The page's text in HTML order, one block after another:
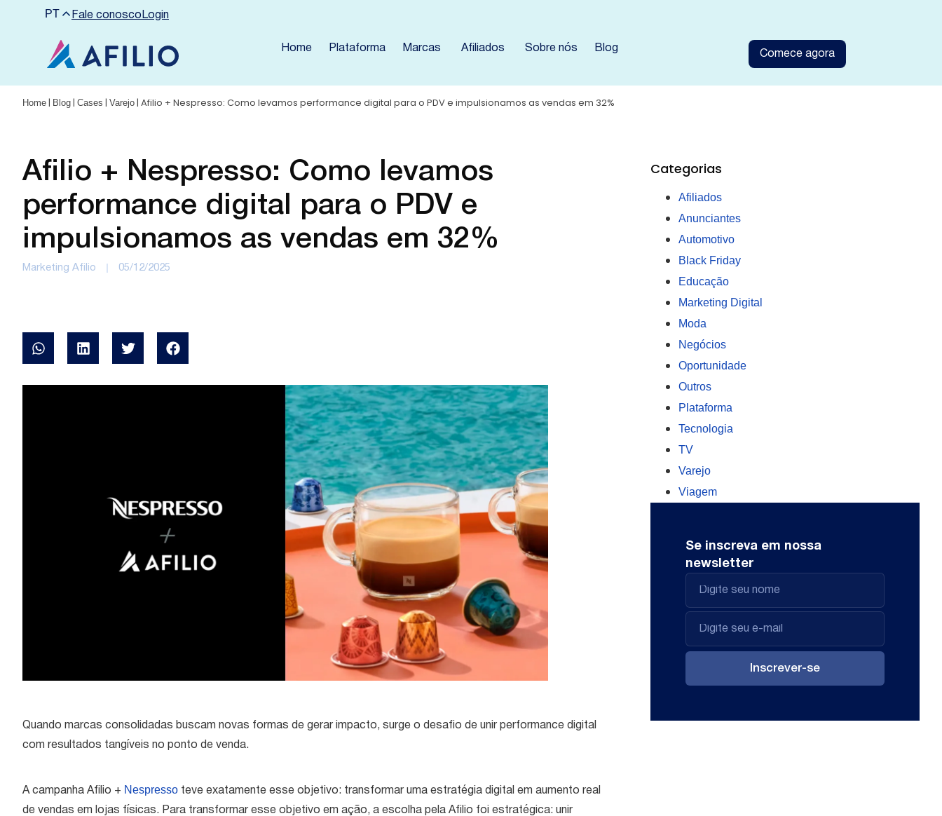
PT Fale conosco Login
Home Plataforma Marcas Afiliados Sobre nós Blog
Comece agora
Home | Blog | Cases | Varejo | Afilio + Nespresso: Como levamos performance digital para o PDV e impulsionamos as vendas em 32%
Afilio + Nespresso: Como levamos
performance digital para o PDV e
impulsionamos as vendas em 32%
Marketing Afilio 05/12/2025
Quando marcas consolidadas buscam novas formas de gerar impacto, surge o desafio de unir performance digital
com resultados tangíveis no ponto de venda.
A campanha Afilio + Nespresso teve exatamente esse objetivo: transformar uma estratégia digital em aumento real
de vendas em lojas físicas. Para transformar esse objetivo em ação, a escolha pela Afilio foi estratégica: unir
Categorias
Afiliados
Anunciantes
Automotivo
Black Friday
Educação
Marketing Digital
Moda
Negócios
Oportunidade
Outros
Plataforma
Tecnologia
TV
Varejo
Viagem
Se inscreva em nossa
newsletter
Inscrever-se